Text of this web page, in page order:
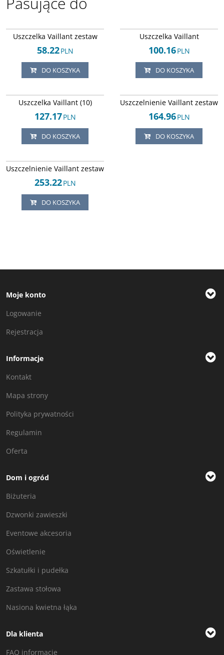
Uszczelka Vaillant zestaw
58.22PLN
DO KOSZYKA
Uszczelka Vaillant
100.16PLN
DO KOSZYKA
BESTSELLER
Uszczelka Vaillant (10)
127.17PLN
DO KOSZYKA
Uszczelnienie Vaillant zestaw
164.96PLN
DO KOSZYKA
Uszczelnienie Vaillant zestaw
253.22PLN
DO KOSZYKA
Moje konto
Logowanie
Rejestracja
Informacje
Kontakt
Mapa strony
Polityka prywatności
Regulamin
Oferta
Dom i ogród
Biżuteria
Dzwonki zawieszki
Eventowe akcesoria
Oświetlenie
Szkatułki i pudełka
Zastawa stołowa
Nasiona kwietna łąka
Dla klienta
FAQ informacje